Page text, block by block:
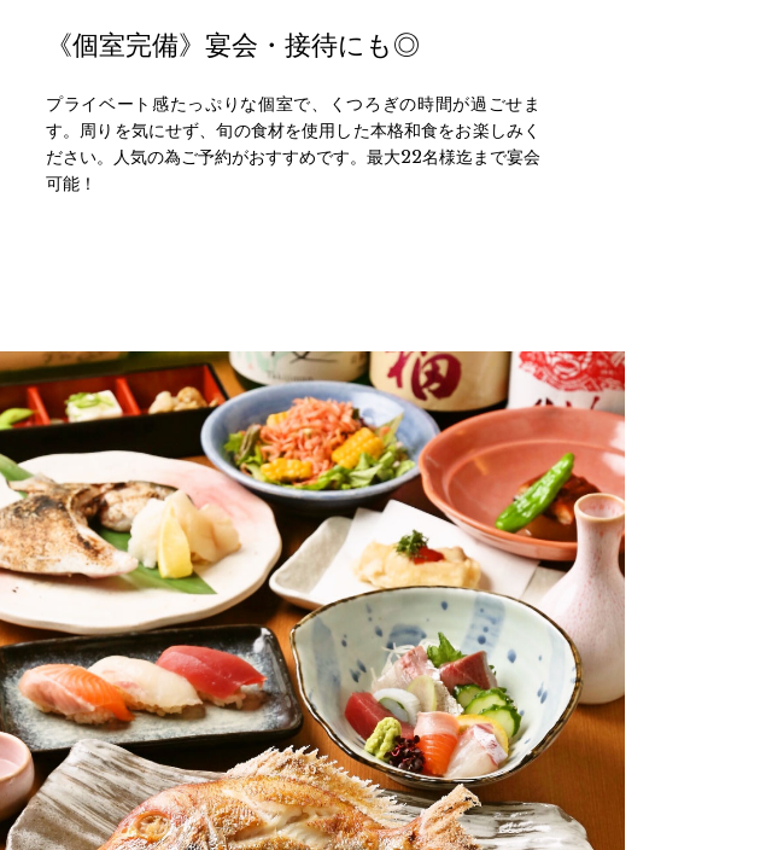
《個室完備》宴会・接待にも◎
プライベート感たっぷりな個室で、くつろぎの時間が過ごせま
す。周りを気にせず、旬の食材を使用した本格和食をお楽しみく
ださい。人気の為ご予約がおすすめです。最大22名様迄まで宴会
可能！